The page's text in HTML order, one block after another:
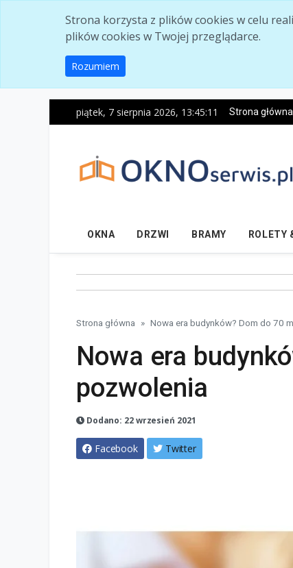
Strona korzysta z plików cookies w celu
plików cookies w Twojej przeglądarce.
Rozumiem
piątek, 7 sierpnia 2026, 13:45:12 Strona główna
OKNA DRZWI BRAMY ROLETY
Strona główna Nowa era budynków? Dom do 70
Nowa era
pozwolenia
Dodano: 22 wrzesień 2021
Facebook Twitter